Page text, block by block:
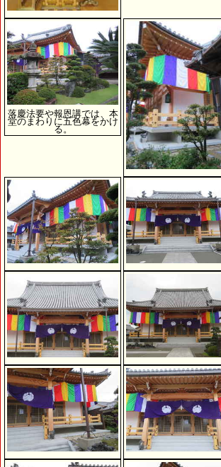
落慶法要や報恩講では、本
堂のまわりに五色幕をかけ
る。